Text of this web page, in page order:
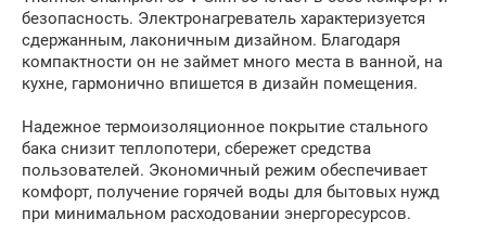
безопасность. Электронагреватель характеризуется
сдержанным, лаконичным дизайном. Благодаря
компактности он не займет много места в ванной, на
кухне, гармонично впишется в дизайн помещения.
Надежное термоизоляционное покрытие стального
бака снизит теплопотери, сбережет средства
пользователей. Экономичный режим обеспечивает
комфорт, получение горячей воды для бытовых нужд
при минимальном расходовании энергоресурсов.